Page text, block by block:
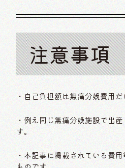
注意事項
・自己負担額は無痛分娩費用
・例え同じ無痛分娩施設で出
す。
・本記事に掲載されている費